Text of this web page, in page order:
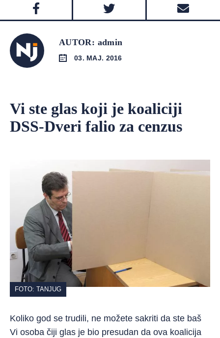
AUTOR: admin
03. MAJ. 2016
Vi ste glas koji je koaliciji
DSS-Dveri falio za cenzus
FOTO: TANJUG
Koliko god se trudili, ne možete sakriti da ste baš
Vi osoba čiji glas je bio presudan da ova koalicija